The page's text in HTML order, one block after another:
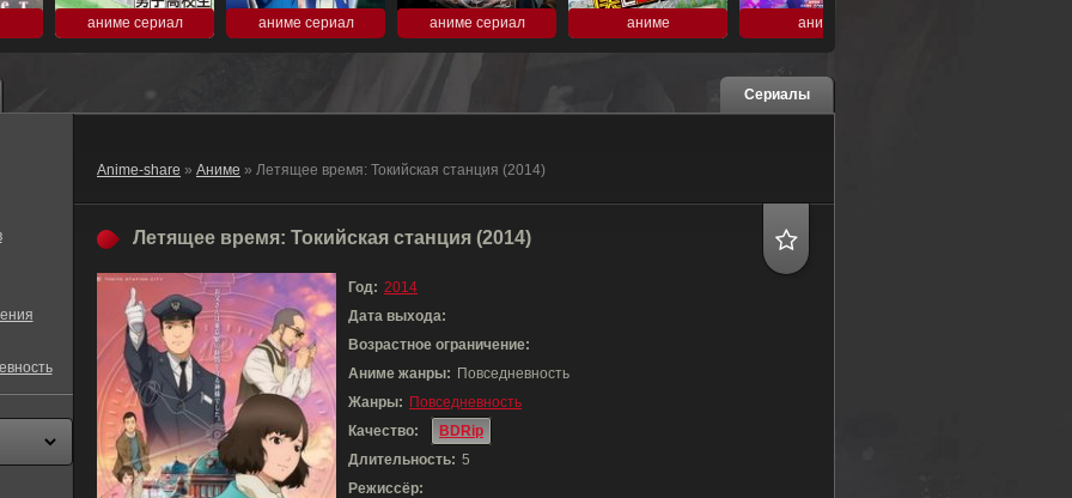
аниме сериал аниме сериал аниме сериал аниме аниме
Сериалы
Anime-share » Аниме » Летящее время: Токийская станция (2014)
Летящее время: Токийская станция (2014)
Год: 2014
Дата выхода:
Возрастное ограничение:
Аниме жанры: Повседневность
Жанры: Повседневность
Качество:
BDRip
Длительность: 5
Режиссёр: